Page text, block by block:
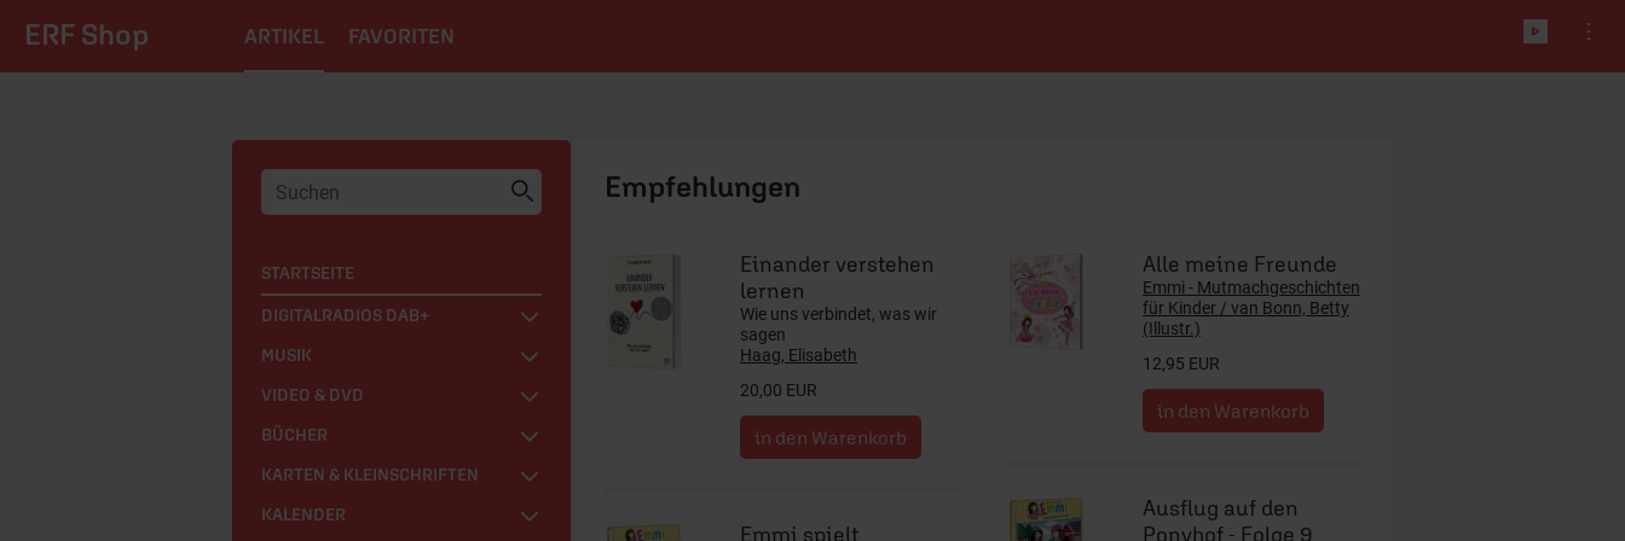
ERF Shop ARTIKEL FAVORITEN
STARTSEITE
DIGITALRADIOS DAB+
MUSIK
VIDEO & DVD
BÜCHER
KARTEN & KLEINSCHRIFTEN
KALENDER
Einander verstehen
lernen
Wie uns verbindet, was wir
sagen
Haag, Elisabeth
20,00 EUR
Emmi spielt
Alle meine Freunde
Emmi - Mutmachgeschichten
für Kinder / van Bonn, Betty
(Illustr.)
12,95 EUR
Ausflug auf den
Ponyhof - Folge 9